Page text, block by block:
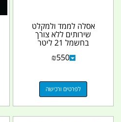
אסלה לממד ולמקלט
שירותים ללא צורך
בחשמל 21 ליטר
₪550
לפרטים ורכישה